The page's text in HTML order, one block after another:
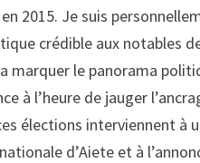
2015. Je suis
crédible aux notables
marquer le panorama
à l’heure de jauger
élections interviennent
d’Aiete et à